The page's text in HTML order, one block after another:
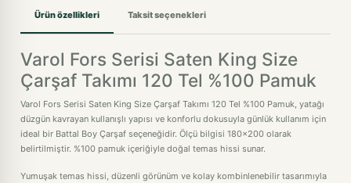
Ürün özellikleri Taksit seçenekleri
Varol Fors Serisi Saten King Size
Çarşaf Takımı 120 Tel %100 Pamuk
Varol Fors Serisi Saten King Size Çarşaf Takımı 120 Tel %100 Pamuk, yatağı
düzgün kavrayan kullanışlı yapısı ve konforlu dokusuyla günlük kullanım için
ideal bir Battal Boy Çarşaf seçeneğidir. Ölçü bilgisi 180x200 olarak
belirtilmiştir. %100 pamuk içeriğiyle doğal temas hissi sunar.
Yumuşak temas hissi, düzenli görünüm ve kolay kombinlenebilir tasarımıyla